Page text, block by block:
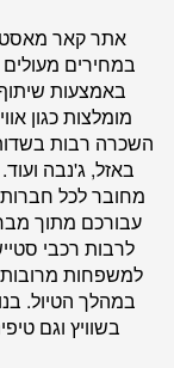
אתרקאר
במחירים
באמצעות
מומלצות כגון
השכרה רבות
באזל, ג'נבה
מחובר לכל
עבורכם מתוך
למשפחות
במהלך הטיול.
בשוויץ וגם